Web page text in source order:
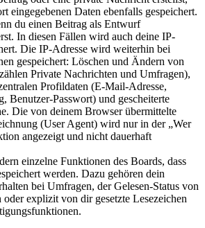
eingegebenen Daten ebenfalls gespeichert.
du einen Beitrag als Entwurf
In diesen Fällen wird auch deine IP-
Die IP-Adresse wird weiterhin bei
gespeichert: Löschen und Ändern von
Private Nachrichten und Umfragen),
Profildaten (E-Mail-Adresse,
Benutzer-Passwort) und gescheiterte
Die von deinem Browser übermittelte
(User Agent) wird nur in der „Wer
angezeigt und nicht dauerhaft
einzelne Funktionen des Boards, dass
werden. Dazu gehören dein
bei Umfragen, der Gelesen-Status von
oder explizit von dir gesetzte Lesezeichen